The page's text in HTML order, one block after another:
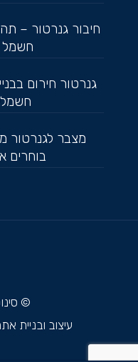
חיבור גנרטור –
חשמל
גנרטור חירום
מצבר לגנרטור
בוחרים
©
עיצוב ובניית